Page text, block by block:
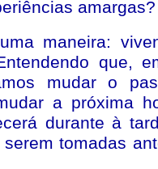
amargas?
maneira:
que,
mudar o
a próxima
durante à
tomadas